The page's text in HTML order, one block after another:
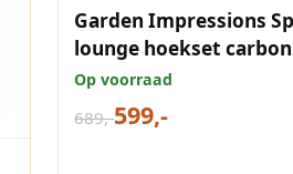
Garden Impressions
lounge hoekset
desert sand
Op voorraad
689,-599,-